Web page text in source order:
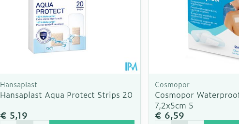
Hansaplast
Hansaplast Aqua Protect Strips 20
€ 5,19
Cosmopor
Cosmopor
7,2x5cm 5
€ 6,59